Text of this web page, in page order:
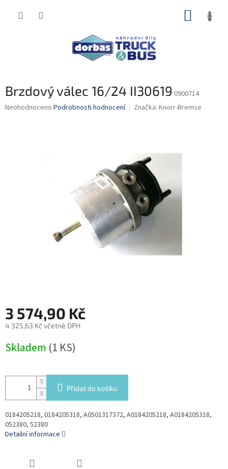
Brzdový válec 16/24 II30619 0900714
Průměrné
Neohodnoceno Podrobnosti hodnocení Značka: Knorr-Bremse
3 574,90 Kč
4 325,63 Kč včetně DPH
cena:
Skladem (1 KS)
Přidat do košíku
0184205218, 0184205318, A0501317372, A0184205218, A0184205318,
052380, 52380
Detailní informace